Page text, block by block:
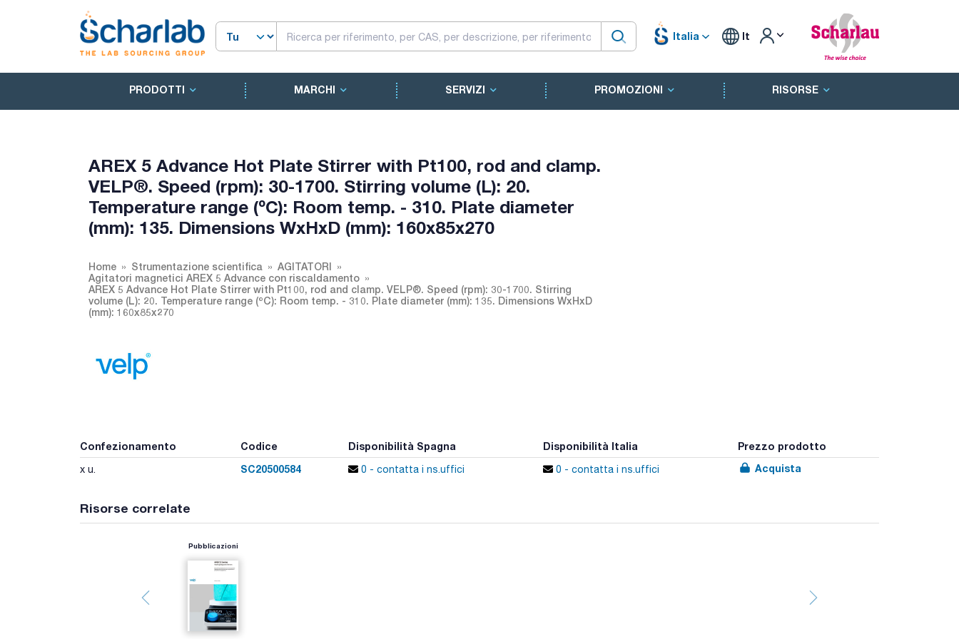
Italia It
PRODOTTI MARCHI SERVIZI PROMOZIONI RISORSE
AREX 5 Advance Hot Plate Stirrer with Pt100, rod and clamp.
VELP®. Speed (rpm): 30-1700. Stirring volume (L): 20.
Temperature range (ºC): Room temp. - 310. Plate diameter
(mm): 135. Dimensions WxHxD (mm): 160x85x270
Home Strumentazione scientifica
AGITATORI
Agitatori magnetici AREX 5 Advance con riscaldamento
AREX 5 Advance Hot Plate Stirrer with Pt100, rod and clamp. VELP®. Speed (rpm): 30-1700. Stirring
volume (L): 20. Temperature range (ºC): Room temp. - 310. Plate diameter (mm): 135. Dimensions WxHxD
(mm): 160x85x270
Confezionamento Codice Disponibilità Spagna Disponibilità Italia Prezzo prodotto
x u. SC20500584 0 - contatta i ns.uffici 0 - contatta i ns.uffici Acquista
Risorse correlate
Pubblicazioni